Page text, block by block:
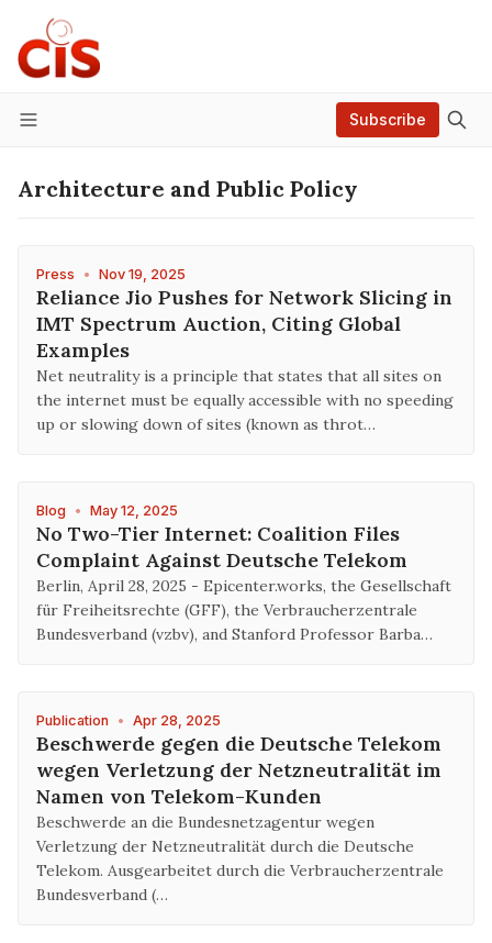
Menu
Subscribe
Architecture and Public Policy
Press • Nov 19, 2025
Reliance Jio Pushes for Network Slicing in
IMT Spectrum Auction, Citing Global
Examples
Net neutrality is a principle that states that all sites on
the internet must be equally accessible with no speeding
up or slowing down of sites (known as throt…
Blog • May 12, 2025
No Two-Tier Internet: Coalition Files
Complaint Against Deutsche Telekom
Berlin, April 28, 2025 - Epicenter.works, the Gesellschaft
für Freiheitsrechte (GFF), the Verbraucherzentrale
Bundesverband (vzbv), and Stanford Professor Barba…
Publication • Apr 28, 2025
Beschwerde gegen die Deutsche Telekom
wegen Verletzung der Netzneutralität im
Namen von Telekom-Kunden
Beschwerde an die Bundesnetzagentur wegen
Verletzung der Netzneutralität durch die Deutsche
Telekom. Ausgearbeitet durch die Verbraucherzentrale
Bundesverband (…